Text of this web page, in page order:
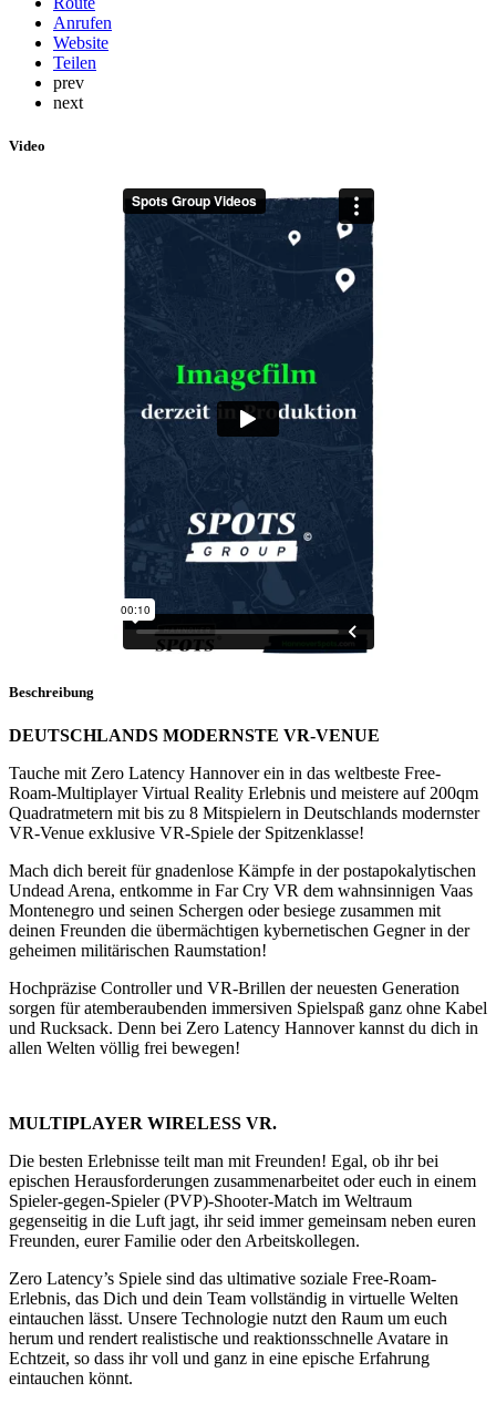
Anrufen
Website
Teilen
prev
next
Video
Beschreibung
DEUTSCHLANDS MODERNSTE VR-VENUE
Tauche mit Zero Latency Hannover ein in das weltbeste Free-
Roam-Multiplayer Virtual Reality Erlebnis und meistere auf 200qm
Quadratmetern mit bis zu 8 Mitspielern in Deutschlands modernster
VR-Venue exklusive VR-Spiele der Spitzenklasse!
Mach dich bereit für gnadenlose Kämpfe in der postapokalytischen
Undead Arena, entkomme in Far Cry VR dem wahnsinnigen Vaas
Montenegro und seinen Schergen oder besiege zusammen mit
deinen Freunden die übermächtigen kybernetischen Gegner in der
geheimen militärischen Raumstation!
Hochpräzise Controller und VR-Brillen der neuesten Generation
sorgen für atemberaubenden immersiven Spielspaß ganz ohne Kabel
und Rucksack. Denn bei Zero Latency Hannover kannst du dich in
allen Welten völlig frei bewegen!
MULTIPLAYER WIRELESS VR.
Die besten Erlebnisse teilt man mit Freunden! Egal, ob ihr bei
epischen Herausforderungen zusammenarbeitet oder euch in einem
Spieler-gegen-Spieler (PVP)-Shooter-Match im Weltraum
gegenseitig in die Luft jagt, ihr seid immer gemeinsam neben euren
Freunden, eurer Familie oder den Arbeitskollegen.
Zero Latency’s Spiele sind das ultimative soziale Free-Roam-
Erlebnis, das Dich und dein Team vollständig in virtuelle Welten
eintauchen lässt. Unsere Technologie nutzt den Raum um euch
herum und rendert realistische und reaktionsschnelle Avatare in
Echtzeit, so dass ihr voll und ganz in eine epische Erfahrung
eintauchen könnt.